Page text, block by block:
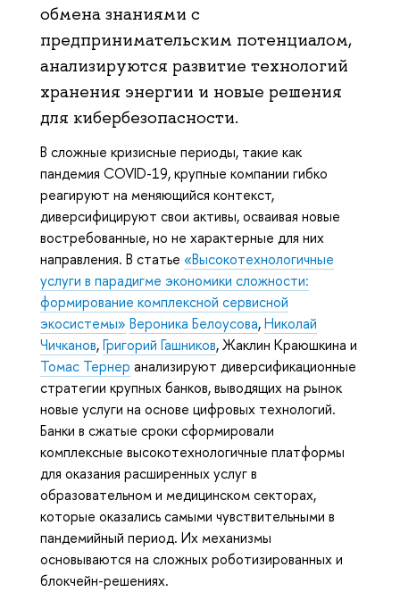
обмена знаниями с
предпринимательским потенциалом,
анализируются развитие технологий
хранения энергии и новые решения
для кибербезопасности.
В сложные кризисные периоды, такие как
пандемия COVID-19, крупные компании гибко
реагируют на меняющийся контекст,
диверсифицируют свои активы, осваивая новые
востребованные, но не характерные для них
направления. В статье «Высокотехнологичные
услуги в парадигме экономики сложности:
формирование комплексной сервисной
экосистемы» Вероника Белоусова,Николай
Чичканов,Григорий Гашников, Жаклин Краюшкина и
Томас Тернер анализируют диверсификационные
стратегии крупных банков, выводящих на рынок
новые услуги на основе цифровых технологий.
Банки в сжатые сроки сформировали
комплексные высокотехнологичные платформы
для оказания расширенных услуг в
образовательном и медицинском секторах,
которые оказались самыми чувствительными в
пандемийный период. Их механизмы
основываются на сложных роботизированных и
блокчейн-решениях.